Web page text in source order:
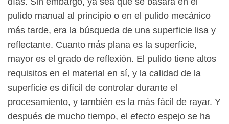
pulido manual al principio o en el pulido mecánico
más tarde, era la búsqueda de una superficie lisa y
reflectante. Cuanto más plana es la superficie,
mayor es el grado de reflexión. El pulido tiene altos
requisitos en el material en sí, y la calidad de la
superficie es difícil de controlar durante el
procesamiento, y también es la más fácil de rayar. Y
después de mucho tiempo, el efecto espejo se ha